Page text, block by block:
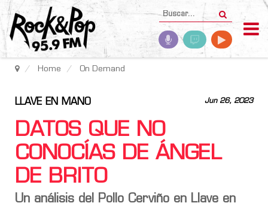
Home On Demand
Jun 26, 2023
LLAVE EN MANO
DATOS QUE NO
CONOCÍAS DE ÁNGEL
DE BRITO
Un análisis del Pollo Cerviño en Llave en